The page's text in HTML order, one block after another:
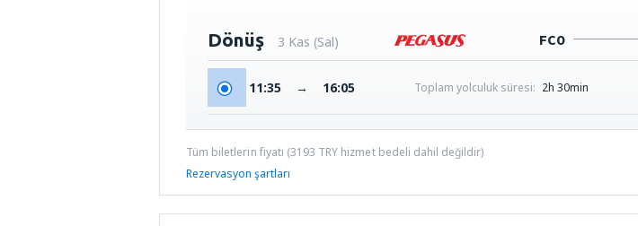
Dönüş 3 Kas (Sal) FCO
11:35 → 16:05 Toplam yolculuk süresi: 2h 30min
Tüm biletlerin fiyatı (3193 TRY hizmet bedeli dahil değildir)
Rezervasyon şartları